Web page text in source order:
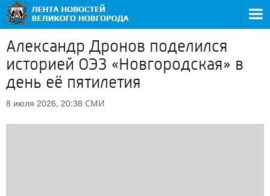
Александр Дронов поделился
историей ОЭЗ «Новгородская» в
день её пятилетия
8 июля 2026, 20:38 СМИ